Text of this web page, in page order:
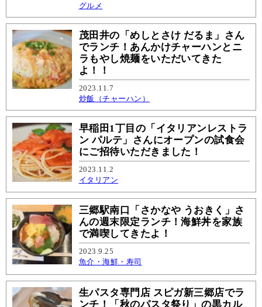
グルメ
茂田井の「めしとさけ だるま」さん
でランチ！あんかけチャーハンとニ
ラもやし焼麺をいただいてきた
よ！！
2023.11.7
炒飯（チャーハン）
早稲田1丁目の「イタリアンレストラ
ン パルテ」さんにオープンの試食会
にご招待いただきました！
2023.11.2
イタリアン
三郷駅南口「さかなや うおきく」さ
んの週末限定ランチ！海鮮丼を家族
で満喫してきたよ！
2023.9.25
魚介・海鮮・寿司
生パスタ専門店 スピガ新三郷店でラ
ンチ！「秋のパスタ祭り」の黒カル